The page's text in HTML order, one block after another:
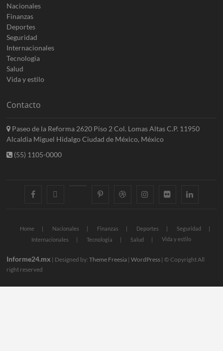
Nacionales
Finanzas
Deportes
Seguridad
Internacionales
Tecnologia
Salud
Vida y estilo
Contacto
Paseo de la Reforma 2620 Piso 2 Col. Lomas Altas C.P. 11950
Alcaldia Miguel Hidalgo Ciudad de México, México
(55) 1105-0000
facebook googlepluspinterestdribbble instagramflickr linkedin
Home Nacionales Finanzas Deportes
Seguridad
Internacionales
Tecnologia Salud Vida y estilo
Informe24.mx | Designed by:Theme Freesia |WordPress | © Copyright All
right reserved